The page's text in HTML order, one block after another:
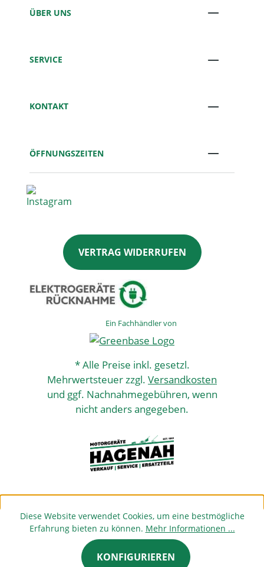
ÜBER UNS
SERVICE
KONTAKT
ÖFFNUNGSZEITEN
VERTRAG WIDERRUFEN
Ein Fachhändler von
* Alle Preise inkl. gesetzl.
Mehrwertsteuer zzgl. Versandkosten
und ggf. Nachnahmegebühren, wenn
nicht anders angegeben.
Diese Website verwendet Cookies, um eine bestmögliche
Erfahrung bieten zu können. Mehr Informationen ...
KONFIGURIEREN